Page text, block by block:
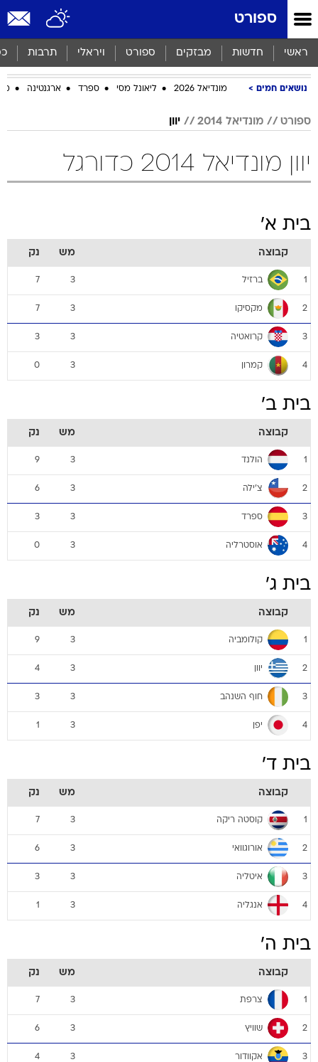
ספורט
ראשי חדשות מבזקים ספורט ויראלי תרבות
נושאים חמים מונדיאל 2026 ליאונל מסי ספרד ארגנטינה
ספורט מונדיאל 2014 יוון
יוון מונדיאל 2014 כדורגל
בית א'
קבוצה מש נק
1 ברזיל 3
7
2 מקסיקו 3
7
3 קרואטיה 3
3
4 קמרון 3
0
בית ב'
קבוצה מש נק
1 הולנד 3
9
2 צ'ילה 3
6
3 ספרד 3
3
4 אוסטרליה 3
0
בית ג'
קבוצה מש נק
1 קולומביה 3
9
2 יוון 3
4
3 חוף השנהב 3
3
4 יפן 3
1
בית ד'
קבוצה מש נק
1 קוסטה ריקה 3
7
2 אורוגוואי 3
6
3 איטליה 3
3
4 אנגליה 3
1
בית ה'
קבוצה מש נק
1 צרפת 3
7
2 שוויץ 3
6
3 אקוודור 3
4